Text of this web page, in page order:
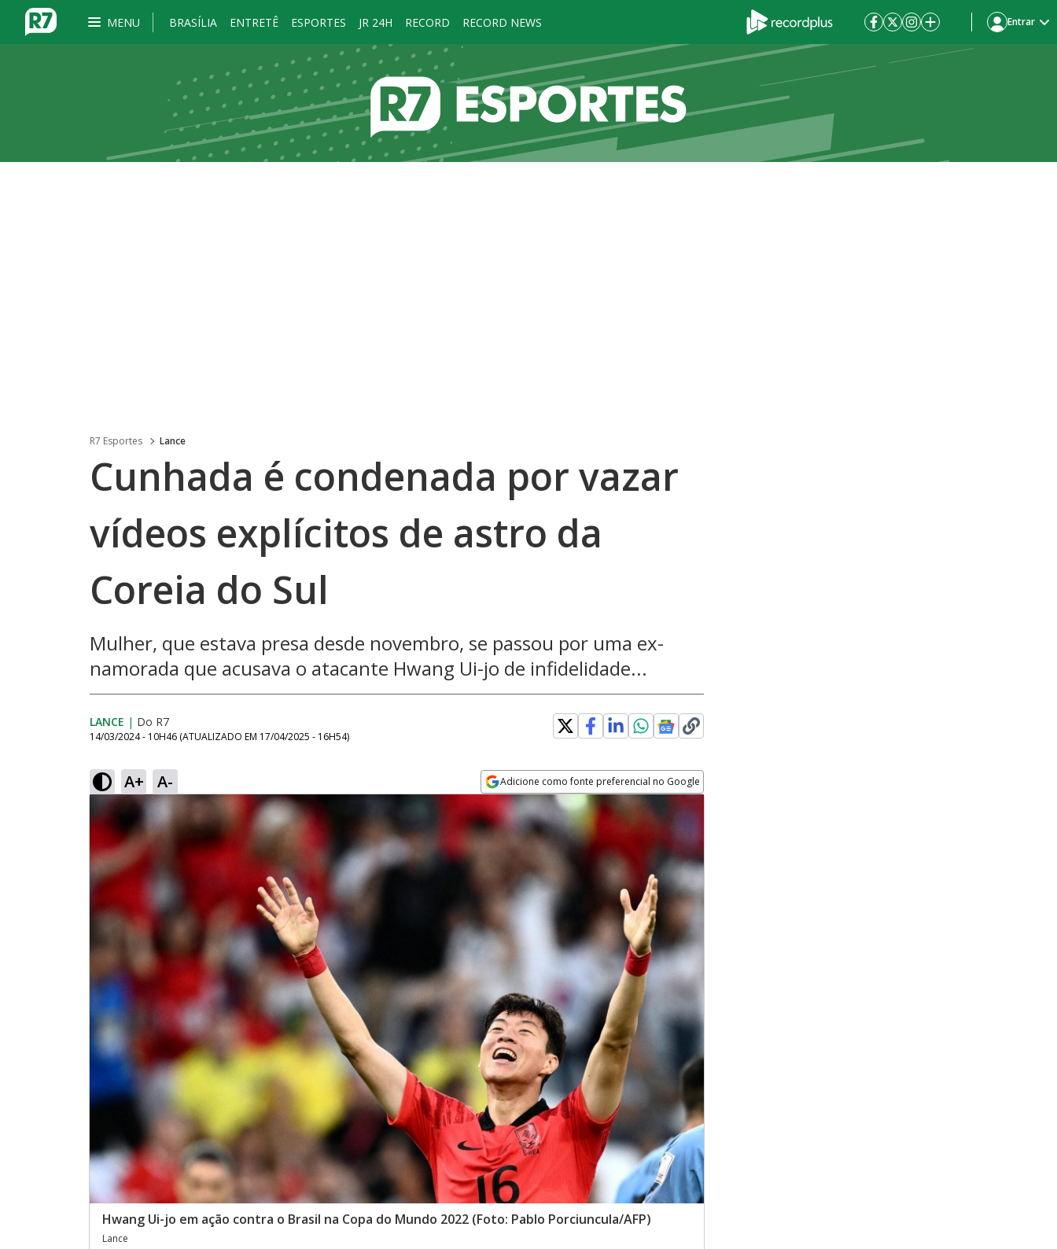
MENU BRASÍLIA ENTRETÊ ESPORTES JR 24H RECORD RECORD NEWS Entrar
R7 Esportes Lance
Cunhada é condenada por vazar
vídeos explícitos de astro da
Coreia do Sul
Mulher, que estava presa desde novembro, se passou por uma ex-
namorada que acusava o atacante Hwang Ui-jo de infidelidade...
LANCE | Do R7
14/03/2024 - 10H46 (ATUALIZADO EM 17/04/2025 - 16H54)
A+ A- Adicione como fonte preferencial no Google
Opens in new window
Hwang Ui-jo em ação contra o Brasil na Copa do Mundo 2022 (Foto: Pablo Porciuncula/AFP)
Lance